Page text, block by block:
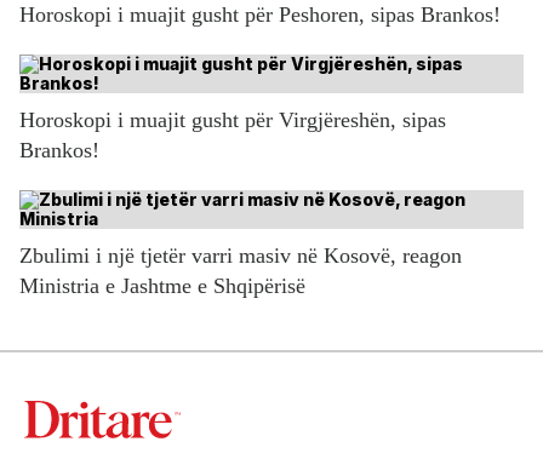
Horoskopi i muajit gusht për Peshoren, sipas Brankos!
Horoskopi i muajit gusht për Virgjëreshën, sipas
Brankos!
Zbulimi i një tjetër varri masiv në Kosovë, reagon
Ministria e Jashtme e Shqipërisë